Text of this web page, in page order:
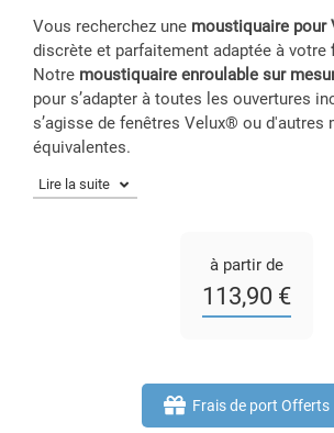
Vous recherchez une moustiquaire pour
discrète et parfaitement adaptée à votre
Notre moustiquaire enroulable sur
pour s’adapter à toutes les ouvertures
s’agisse de fenêtres Velux® ou d'autres
équivalentes.
à partir de
113,90 €
Frais de port Offerts